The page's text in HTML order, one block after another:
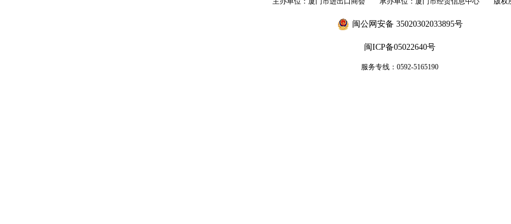
闽公网安备 35020302033895号
闽ICP备05022640号
服务专线：0592-5165190